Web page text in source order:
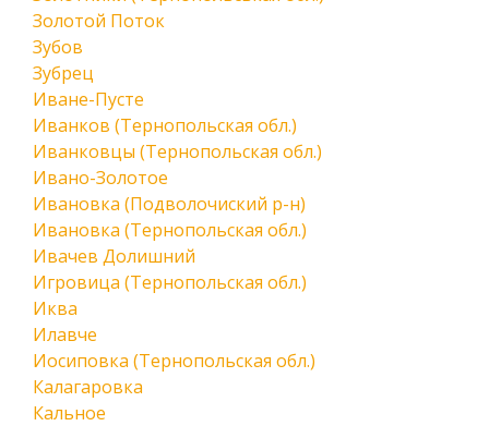
Золотой Поток
Зубов
Зубрец
Иване-Пусте
Иванков (Тернопольская обл.)
Иванковцы (Тернопольская обл.)
Ивано-Золотое
Ивановка (Подволочиский р-н)
Ивановка (Тернопольская обл.)
Ивачев Долишний
Игровица (Тернопольская обл.)
Иква
Илавче
Иосиповка (Тернопольская обл.)
Калагаровка
Кальное